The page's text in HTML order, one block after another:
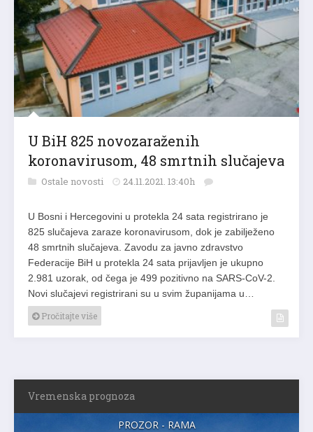
U BiH 825 novozaraženih
koronavirusom, 48 smrtnih slučajeva
Ostale novosti 24.11.2021. 13:40h
U Bosni i Hercegovini u protekla 24 sata registrirano je
825 slučajeva zaraze koronavirusom, dok je zabilježeno
48 smrtnih slučajeva. Zavodu za javno zdravstvo
Federacije BiH u protekla 24 sata prijavljen je ukupno
2.981 uzorak, od čega je 499 pozitivno na SARS-CoV-2.
Novi slučajevi registrirani su u svim županijama u…
Pročitajte više
Vremenska prognoza
PROZOR - RAMA